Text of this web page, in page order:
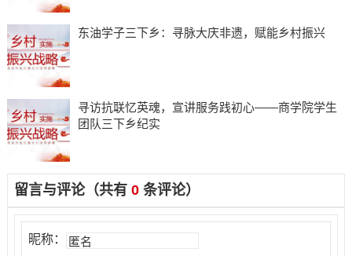
东油学子三下乡：寻脉大庆非遗，赋能乡村振兴
寻访抗联忆英魂，宣讲服务践初心——商学院学生
团队三下乡纪实
留言与评论（共有 0条评论）
昵称：